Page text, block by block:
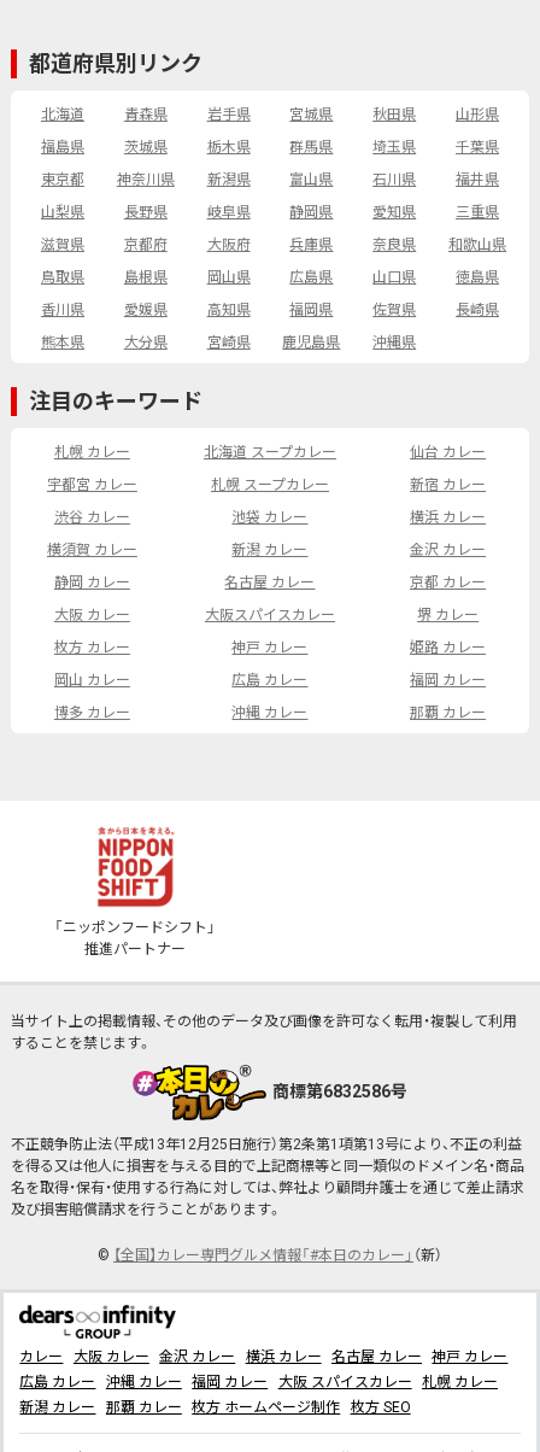
都道府県別リンク
北海道 青森県 岩手県 宮城県 秋田県
山形県
福島県
茨城県 栃木県 群馬県 埼玉県
千葉県
東京都
神奈川県 新潟県 富山県 石川県
福井県
山梨県
長野県 岐阜県 静岡県 愛知県
三重県
滋賀県
京都府 大阪府 兵庫県 奈良県
和歌山県
鳥取県
島根県 岡山県 広島県 山口県
徳島県
香川県
愛媛県 高知県 福岡県 佐賀県
長崎県
熊本県
大分県 宮崎県 鹿児島県 沖縄県
注目のキーワード
札幌 カレー 北海道 スープカレー
仙台 カレー
宇都宮 カレー
札幌 スープカレー
新宿 カレー
渋谷 カレー
池袋 カレー
横浜 カレー
横須賀 カレー
新潟 カレー
金沢 カレー
静岡 カレー
名古屋 カレー
京都 カレー
大阪 カレー
大阪スパイスカレー
堺 カレー
枚方 カレー
神戸 カレー
姫路 カレー
岡山 カレー
広島 カレー
福岡 カレー
博多 カレー
沖縄 カレー 那覇 カレー
「ニッポンフードシフト」
推進パートナー
当サイト上の掲載情報、その他のデータ及び画像を許可なく転用・複製して利用
することを禁じます。
商標第6832586号
不正競争防止法（平成13年12月25日施行）第2条第1項第13号により、不正の利益
を得る又は他人に損害を与える目的で上記商標等と同一類似のドメイン名・商品
名を取得・保有・使用する行為に対しては、弊社より顧問弁護士を通じて差止請求
及び損害賠償請求を行うことがあります。
© 【全国】カレー専門グルメ情報「#本日のカレー」 （新）
カレー 大阪 カレー 金沢 カレー 横浜 カレー 名古屋 カレー
神戸 カレー
広島 カレー
沖縄 カレー 福岡 カレー 大阪 スパイスカレー
札幌 カレー
新潟 カレー
那覇 カレー 枚方 ホームページ制作 枚方 SEO